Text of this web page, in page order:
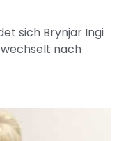
sich Brynjar Ingi
nach